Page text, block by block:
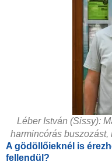
Léber István (Sissy):
harmincórás
A gödöllőieknél is
fellendül?